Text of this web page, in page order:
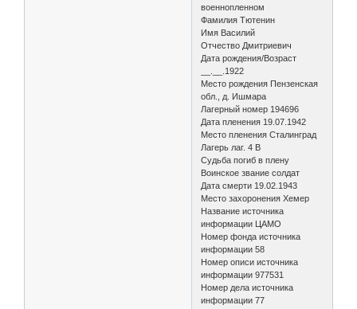
военнопленном
Фамилия Тютенин
Имя Василий
Отчество Дмитриевич
Дата рождения/Возраст
__.__.1922
Место рождения Пензенская
обл., д. Ишмара
Лагерный номер 194696
Дата пленения 19.07.1942
Место пленения Сталинград
Лагерь лаг. 4 B
Судьба погиб в плену
Воинское звание солдат
Дата смерти 19.02.1943
Место захоронения Хемер
Название источника
информации ЦАМО
Номер фонда источника
информации 58
Номер описи источника
информации 977531
Номер дела источника
информации 77